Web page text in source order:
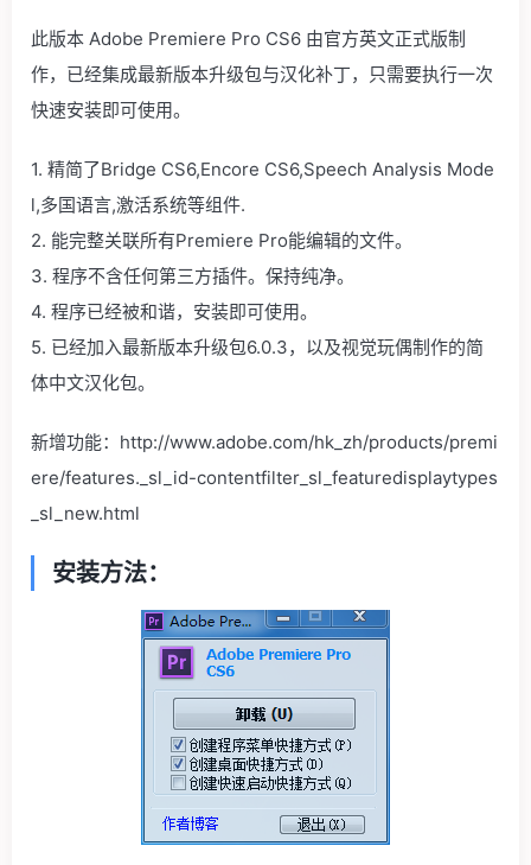
此版本 Adobe Premiere Pro CS6 由官方英文正式版制
作，已经集成最新版本升级包与汉化补丁，只需要执行一次
快速安装即可使用。
1. 精简了Bridge CS6,Encore CS6,Speech Analysis Mode
l,多国语言,激活系统等组件.
2. 能完整关联所有Premiere Pro能编辑的文件。
3. 程序不含任何第三方插件。保持纯净。
4. 程序已经被和谐，安装即可使用。
5. 已经加入最新版本升级包6.0.3，以及视觉玩偶制作的简
体中文汉化包。
新增功能：http://www.adobe.com/hk_zh/products/premi
ere/features._sl_id-contentfilter_sl_featuredisplaytypes
_sl_new.html
安装方法：